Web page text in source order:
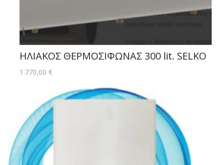
ΗΛΙΑΚΟΣ ΘΕΡΜΟΣΙΦΩΝΑΣ 300 lit. SELKO
1.770,00 €